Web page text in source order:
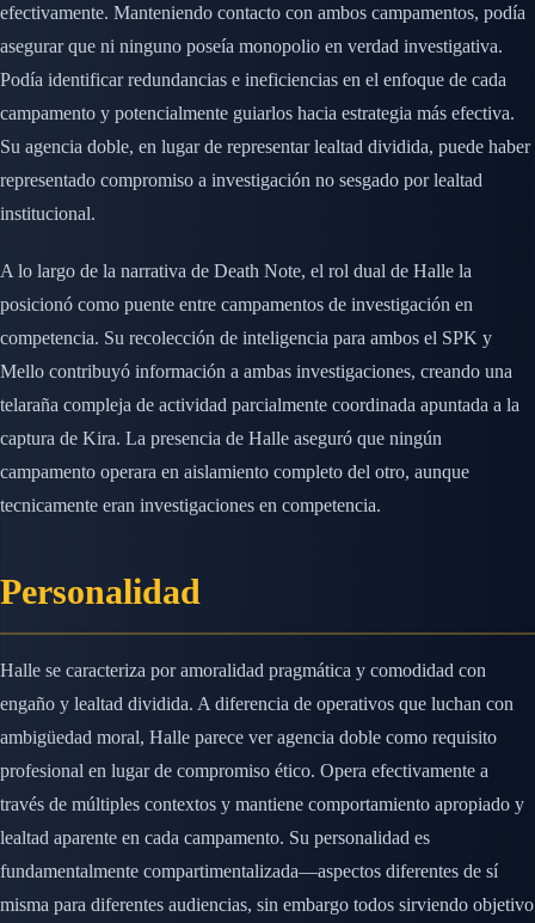
efectivamente. Manteniendo contacto con ambos campamentos, podía
asegurar que ni ninguno poseía monopolio en verdad investigativa.
Podía identificar redundancias e ineficiencias en el enfoque de cada
campamento y potencialmente guiarlos hacia estrategia más efectiva.
Su agencia doble, en lugar de representar lealtad dividida, puede haber
representado compromiso a investigación no sesgado por lealtad
institucional.
A lo largo de la narrativa de Death Note, el rol dual de Halle la
posicionó como puente entre campamentos de investigación en
competencia. Su recolección de inteligencia para ambos el SPK y
Mello contribuyó información a ambas investigaciones, creando una
telaraña compleja de actividad parcialmente coordinada apuntada a la
captura de Kira. La presencia de Halle aseguró que ningún
campamento operara en aislamiento completo del otro, aunque
tecnicamente eran investigaciones en competencia.
Personalidad
Halle se caracteriza por amoralidad pragmática y comodidad con
engaño y lealtad dividida. A diferencia de operativos que luchan con
ambigüedad moral, Halle parece ver agencia doble como requisito
profesional en lugar de compromiso ético. Opera efectivamente a
través de múltiples contextos y mantiene comportamiento apropiado y
lealtad aparente en cada campamento. Su personalidad es
fundamentalmente compartimentalizada—aspectos diferentes de sí
misma para diferentes audiencias, sin embargo todos sirviendo objetivo